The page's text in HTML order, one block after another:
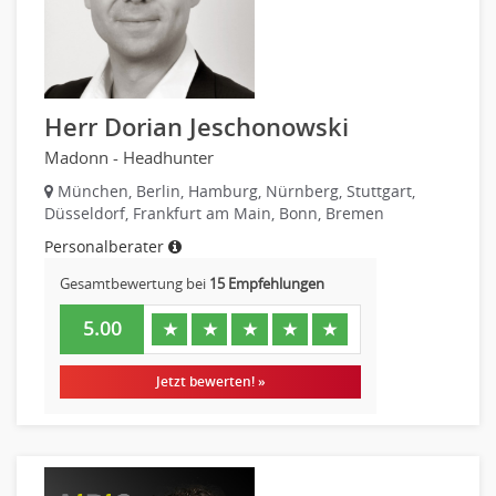
Metallhandwerk
Nahrungsmittelherstellung, -verarbeitung
Raumgestaltung
Reiseverkehr, Touristik
Sicherheitsdienste, Schutzdienste
Bauwesen
Entwicklung
Fahrzeugtechnik
Fertigungstechnik
gebaeude-versorgungs-sicherheitstechnik
Herr Dorian Jeschonowski
Madonn - Headhunter
München, Berlin, Hamburg, Nürnberg, Stuttgart,
Düsseldorf, Frankfurt am Main, Bonn, Bremen
Personalberater
Gesamtbewertung bei 15 Empfehlungen
5.00 ★ ★ ★ ★ ★
Jetzt bewerten! »